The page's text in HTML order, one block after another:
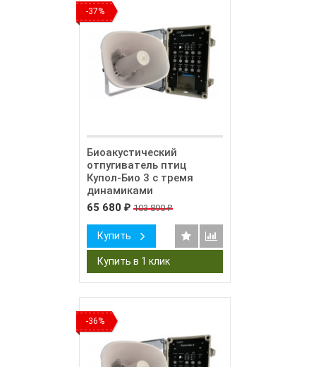
-37%
Биоакустический
отпугиватель птиц
Купол-Био 3 с тремя
динамиками
65 680 ₽ 103 890₽
Купить
-36%